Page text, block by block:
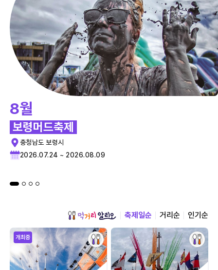
8월
보령머드축제
충청남도 보령시
2026.07.24 ~ 2026.08.09
축제일순 거리순 인기순
개최중